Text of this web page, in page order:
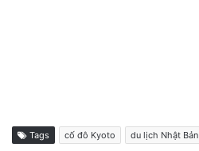
Tags cố đô Kyoto du lịch Nhật Bản